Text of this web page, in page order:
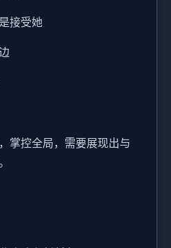
接受她
掌控全局，需要展现出与